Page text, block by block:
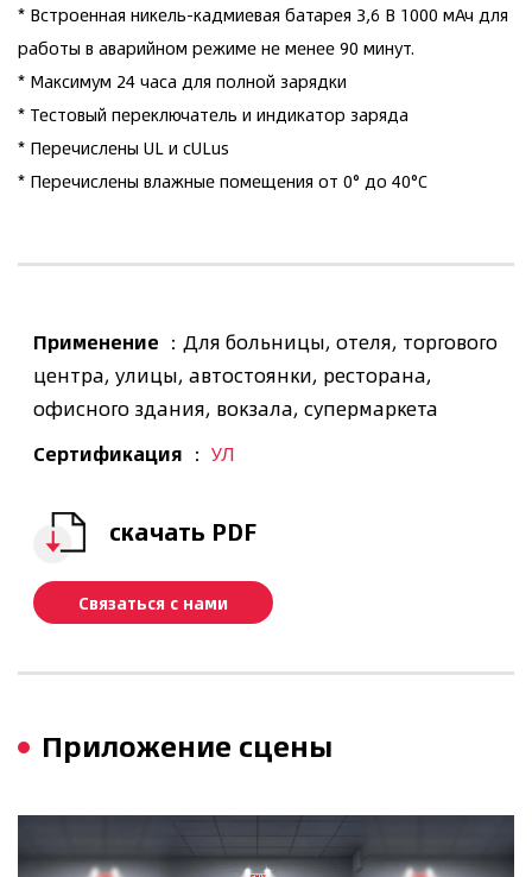
* Встроенная никель-кадмиевая батарея 3,6 В 1000 мАч для
работы в аварийном режиме не менее 90 минут.
* Максимум 24 часа для полной зарядки
* Тестовый переключатель и индикатор заряда
* Перечислены UL и cULus
* Перечислены влажные помещения от 0° до 40°C
Применение ：Для больницы, отеля, торгового
центра, улицы, автостоянки, ресторана,
офисного здания, вокзала, супермаркета
Сертификация ： УЛ
скачать PDF
Связаться с нами
Приложение сцены